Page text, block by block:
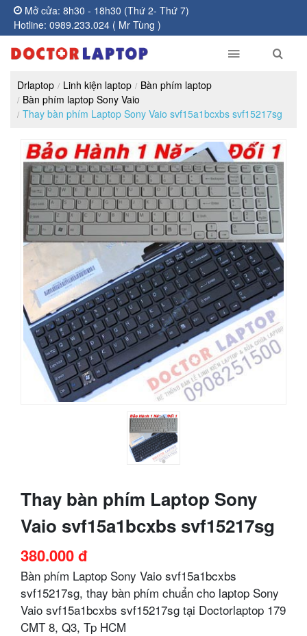
Mở cửa: 8h30 - 18h30 (Thứ 2- Thứ 7)
Hotline: 0989.233.024 ( Mr Tùng )
Drlaptop Linh kiện laptop
Bàn phím laptop
Bàn phím laptop Sony Vaio
Thay bàn phím Laptop Sony Vaio svf15a1bcxbs svf15217sg
Thay bàn phím Laptop Sony
Vaio svf15a1bcxbs svf15217sg
380.000 đ
Bàn phím Laptop Sony Vaio svf15a1bcxbs
svf15217sg, thay bàn phím chuẩn cho laptop Sony
Vaio svf15a1bcxbs svf15217sg tại Doctorlaptop 179
CMT 8, Q3, Tp HCM